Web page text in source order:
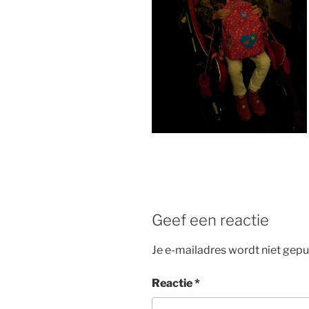
Geef een reactie
Je e-mailadres wordt niet
Reactie*